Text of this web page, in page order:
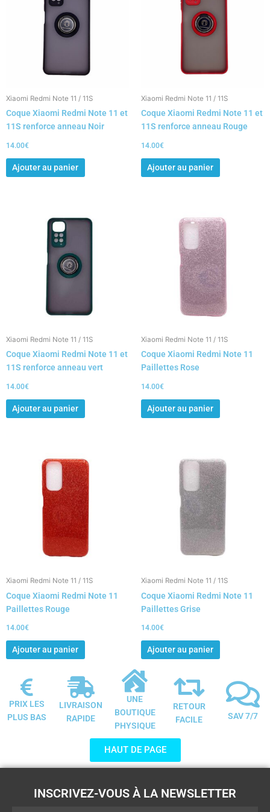
Xiaomi Redmi Note 11 / 11S
Coque Xiaomi Redmi Note 11 et
11S renforce anneau Noir
14.00€
Ajouter au panier
Xiaomi Redmi Note 11 / 11S
Coque Xiaomi Redmi Note 11 et
11S renforce anneau Rouge
14.00€
Ajouter au panier
Xiaomi Redmi Note 11 / 11S
Coque Xiaomi Redmi Note 11 et
11S renforce anneau vert
14.00€
Ajouter au panier
Xiaomi Redmi Note 11 / 11S
Coque Xiaomi Redmi Note 11
Paillettes Rose
14.00€
Ajouter au panier
Xiaomi Redmi Note 11 / 11S
Coque Xiaomi Redmi Note 11
Paillettes Rouge
14.00€
Ajouter au panier
Xiaomi Redmi Note 11 / 11S
Coque Xiaomi Redmi Note 11
Paillettes Grise
14.00€
Ajouter au panier
PRIX LES
PLUS BAS
LIVRAISON
RAPIDE
UNE
BOUTIQUE
PHYSIQUE
RETOUR
FACILE
SAV 7/7
HAUT DE PAGE
INSCRIVEZ-VOUS À LA NEWSLETTER